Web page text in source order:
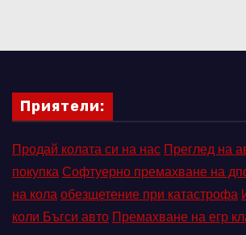
Приятели:
Продай колата си на нас Преглед на
покупкаСофтуерно премахване на
на колаобезщетение при катастрофа
коли Бъгси авто Премахване на егр